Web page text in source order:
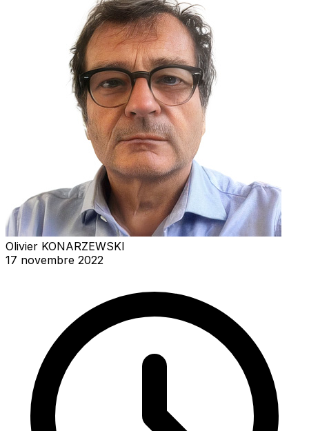
Olivier KONARZEWSKI
17 novembre 2022